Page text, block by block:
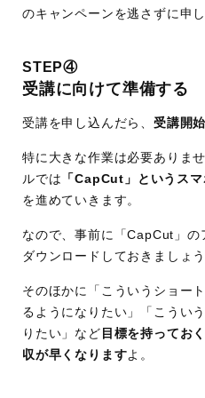
のキャンペーンを逃さずに申
STEP④
受講に向けて準備する
受講を申し込んだら、 受講開
特に大きな作業は必要ありま
ルでは 「CapCut」というスマ
を進めていきます。
なので、事前に「CapCut」の
ダウンロードしておきましょう
そのほかに「こういうショー
るようになりたい」「こうい
りたい」など 目標を持ってお
収が早くなりますよ。